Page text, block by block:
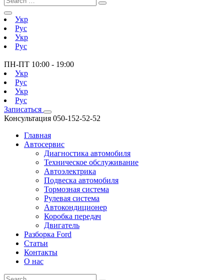
Укр
Рус
Укр
Рус
ПН-ПТ 10:00 - 19:00
Укр
Рус
Укр
Рус
Записаться
Консультация 050-152-52-52
Главная
Автосервис
Диагностика автомобиля
Техническое обслуживание
Автоэлектрика
Подвеска автомобиля
Тормозная система
Рулевая система
Автокондиционер
Коробка передач
Двигатель
Разборка Ford
Статьи
Контакты
О нас